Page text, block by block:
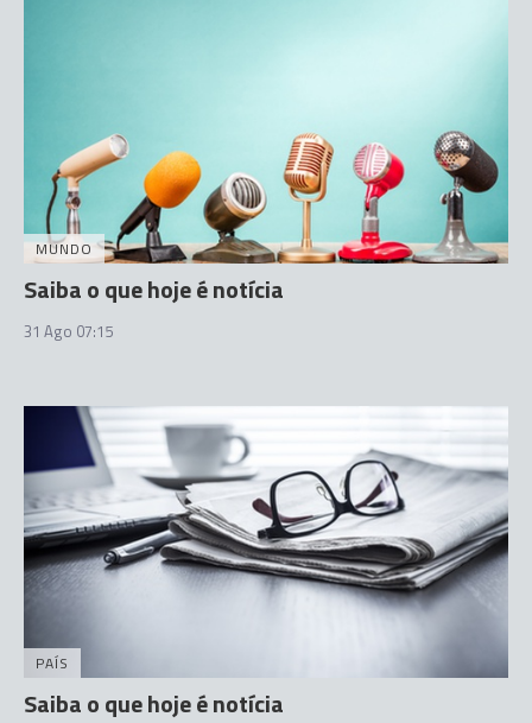
MUNDO
Saiba o que hoje é notícia
31 Ago 07:15
PAÍS
Saiba o que hoje é notícia